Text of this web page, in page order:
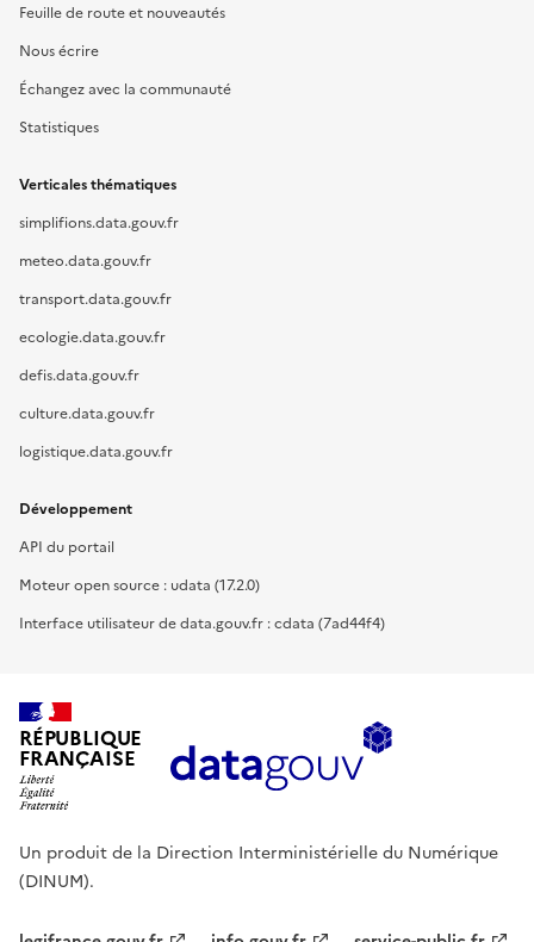
Feuille de route et nouveautés
Nous écrire
Échangez avec la communauté
Statistiques
Verticales thématiques
simplifions.data.gouv.fr
meteo.data.gouv.fr
transport.data.gouv.fr
ecologie.data.gouv.fr
defis.data.gouv.fr
culture.data.gouv.fr
logistique.data.gouv.fr
Développement
API du portail
Moteur open source : udata (17.2.0)
Interface utilisateur de data.gouv.fr : cdata (7ad44f4)
RÉPUBLIQUE
FRANÇAISE
Un produit de la Direction Interministérielle du Numérique
(DINUM).